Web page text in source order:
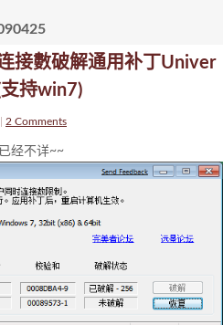
接數破解通用补丁Univer
持win7)
2 Comments
经不详~~